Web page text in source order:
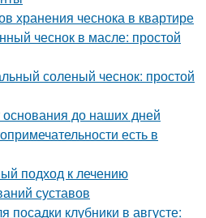
хранения чеснока в квартире
чеснок в масле: простой
соленый чеснок: простой
основания до наших дней
есть в
подход к лечению
суставов
посадки клубники в августе: